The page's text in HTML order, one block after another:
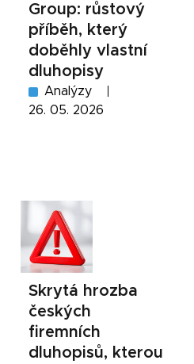
Group: růstový
příběh, který
doběhly vlastní
dluhopisy
Analýzy
26. 05. 2026
Skrytá hrozba
českých
firemních
dluhopisů, kterou